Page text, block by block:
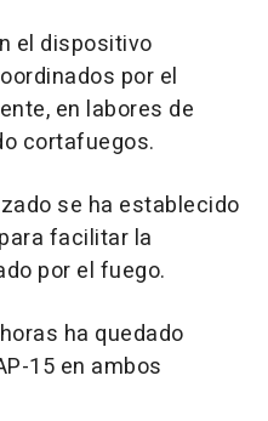
el dispositivo
por el
en labores de
cortafuegos.
se ha establecido
facilitar la
por el fuego.
ha quedado
15 en ambos